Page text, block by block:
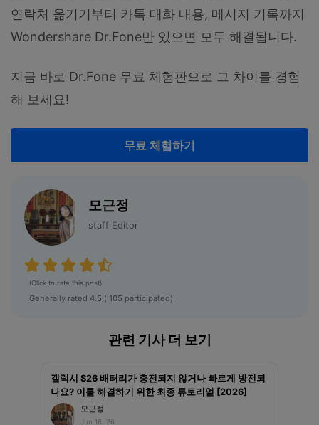
연락처 옮기기부터 카톡 대화 내용, 메시지 기록까지
Wondershare Dr.Fone만 있으면 모두 해결됩니다.
지금 바로 Dr.Fone 무료 체험판으로 그 차이를 경험
해 보세요!
무료 체험하기
모근정
staff Editor
(Click to rate this post)
Generally rated 4.5 ( 105 participated)
관련 기사 더 보기
갤럭시 S26 배터리가 충전되지 않거나 빠르게 방전되
나요? 이를 해결하기 위한 최종 튜토리얼 [2026]
모근정
Jun 16, 26